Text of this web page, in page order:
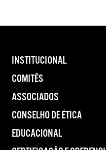
INSTITUCIONAL
COMITÊS
ASSOCIADOS
CONSELHO DE ÉTICA
EDUCACIONAL